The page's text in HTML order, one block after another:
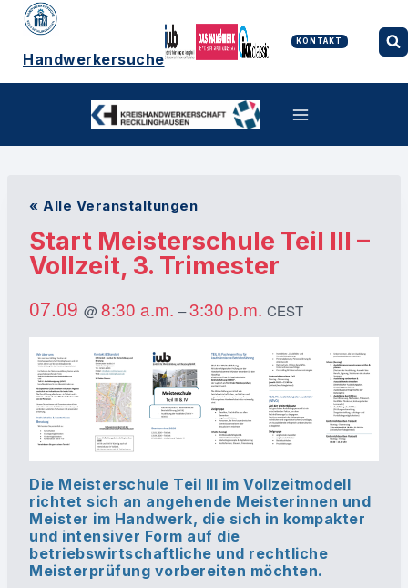
Zum
Inhalt
Handwerkersuche
KONTAKT
« Alle Veranstaltungen
Start Meisterschule Teil III –
Vollzeit, 3. Trimester
07.09 @8:30 a.m. –3:30 p.m. CEST
Die Meisterschule Teil III im Vollzeitmodell
richtet sich an angehende Meisterinnen und
Meister im Handwerk, die sich in kompakter
und intensiver Form auf die
betriebswirtschaftliche und rechtliche
Meisterprüfung vorbereiten möchten.